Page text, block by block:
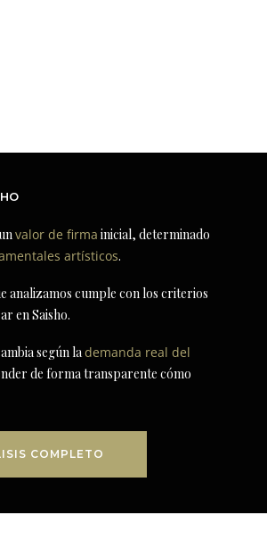
valor de firma inicial, determinado
artísticos.
analizamos cumple con los criterios
en Saisho.
según lademanda real del
de forma transparente cómo
COMPLETO